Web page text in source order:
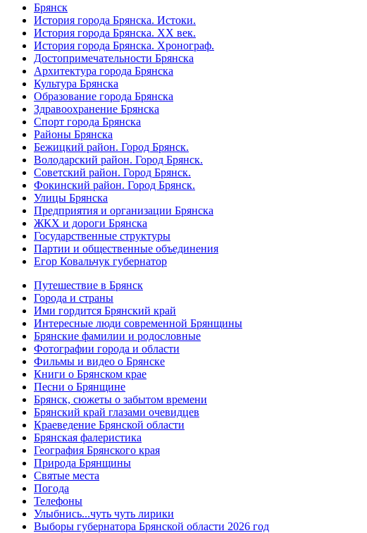
Брянск
История города Брянска. Истоки.
История города Брянска. XX век.
История города Брянска. Хронограф.
Достопримечательности Брянска
Архитектура города Брянска
Культура Брянска
Образование города Брянска
Здравоохранение Брянска
Спорт города Брянска
Районы Брянска
Бежицкий район. Город Брянск.
Володарский район. Город Брянск.
Советский район. Город Брянск.
Фокинский район. Город Брянск.
Улицы Брянска
Предприятия и организации Брянска
ЖКХ и дороги Брянска
Государственные структуры
Партии и общественные объединения
Егор Ковальчук губернатор
Путешествие в Брянск
Города и страны
Ими гордится Брянский край
Интересные люди современной Брянщины
Брянские фамилии и родословные
Фотографии города и области
Фильмы и видео о Брянске
Книги о Брянском крае
Песни о Брянщине
Брянск, сюжеты о забытом времени
Брянский край глазами очевидцев
Краеведение Брянской области
Брянская фалеристика
География Брянского края
Природа Брянщины
Святые места
Погода
Телефоны
Улыбнись...чуть чуть лирики
Выборы губернатора Брянской области 2026 год